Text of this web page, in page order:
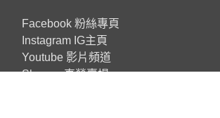
Facebook 粉絲專頁
Instagram IG主頁
Youtube 影片頻道
Shopee 直營賣場